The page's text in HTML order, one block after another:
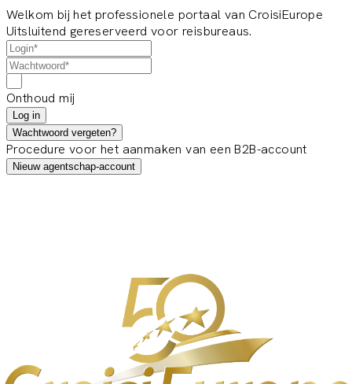
Welkom bij het professionele portaal van CroisiEurope
Uitsluitend gereserveerd voor reisbureaus.
Onthoud mij
Log in
Wachtwoord vergeten?
Procedure voor het aanmaken van een B2B-account
Nieuw agentschap-account